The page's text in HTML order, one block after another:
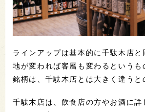
ラインアップは基本的に千駄木店と
地が変われば客層も変わるというも
銘柄は、千駄木店とは大きく違うと
千駄木店は、飲食店の方やお酒に詳